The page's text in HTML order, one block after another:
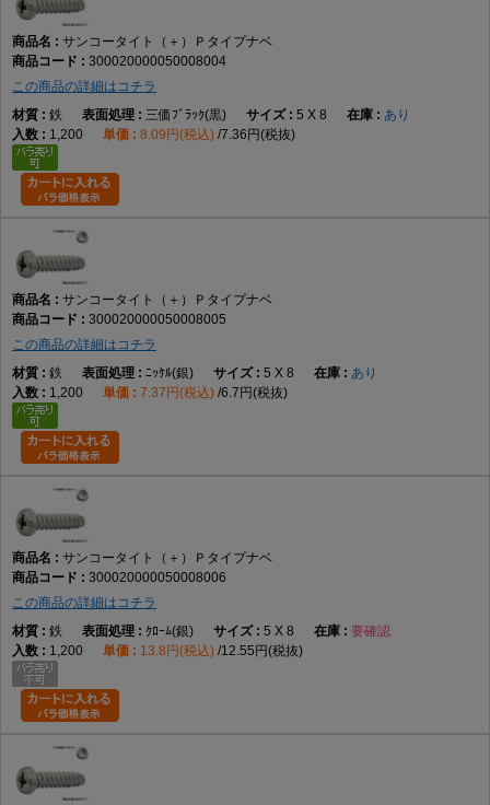
サンコータイト（＋）Ｐタイプナベ
300020000050008004
この商品の詳細はコチラ
鉄
三価ﾌﾞﾗｯｸ(黒) 5 X 8
あり
1,200
8.09円(税込) 7.36円(税抜)
サンコータイト（＋）Ｐタイプナベ
300020000050008005
この商品の詳細はコチラ
鉄
ﾆｯｹﾙ(銀) 5 X 8
あり
1,200
7.37円(税込) 6.7円(税抜)
サンコータイト（＋）Ｐタイプナベ
300020000050008006
この商品の詳細はコチラ
鉄
ｸﾛｰﾑ(銀) 5 X 8
要確認
1,200
13.8円(税込) 12.55円(税抜)